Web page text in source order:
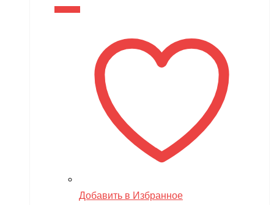
Добавить в Избранное